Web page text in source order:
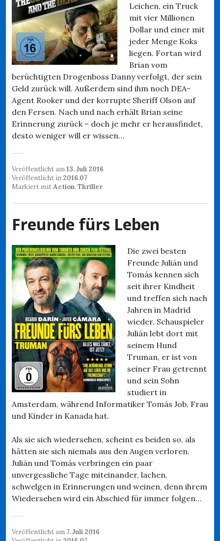
Leichen, ein Truck
mit vier Millionen
Dollar und einer mit
jeder Menge Koks
liegen. Fortan wird
Brian vom
berüchtigten Drogenboss Danny verfolgt, der sein
Geld zurück will. Außerdem sind ihm noch DEA-
Agent Rooker und der korrupte Sheriff Olson auf
den Fersen. Nach und nach erhält Brian seine
Erinnerung zurück – doch je mehr er herausfindet,
desto weniger will er wissen…
Veröffentlicht am13. Juli 2016
Veröffentlicht in 2016.07
Markiert mitAction, Thriller
Freunde fürs Leben
Die zwei besten
Freunde Julián und
Tomás kennen sich
seit ihrer Kindheit
und treffen sich nach
Jahren in Madrid
wieder. Schauspieler
Julián lebt dort mit
seinem Hund
Truman, er ist von
seiner Frau getrennt
und sein Sohn
studiert in
Amsterdam, während Informatiker Tomás Job, Frau
und Kinder in Kanada hat.
Als sie sich wiedersehen, scheint es beiden so, als
hätten sie sich niemals aus den Augen verloren.
Julián und Tomás verbringen ein paar
unvergessliche Tage miteinander, lachen,
schwelgen in Erinnerungen und weinen, denn ihrem
Wiedersehen wird ein Abschied für immer folgen…
Veröffentlicht am 7. Juli 2016